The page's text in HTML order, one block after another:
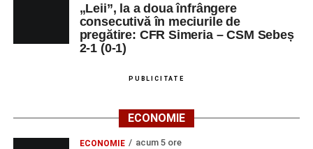
„Leii”, la a doua înfrângere
consecutivă în meciurile de
pregătire: CFR Simeria – CSM Sebeș
2-1 (0-1)
PUBLICITATE
ECONOMIE
ECONOMIE acum 5 ore